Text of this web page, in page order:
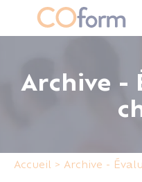
Archive -
Accueil > Archive -
Panneau de gestion des